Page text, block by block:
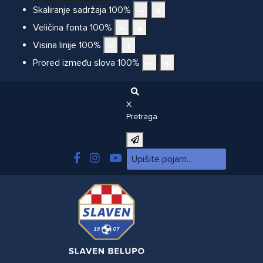
Skaliranje sadržaja 100%
Veličina fonta 100%
Visina linije 100%
Prored između slova 100%
X
Pretraga